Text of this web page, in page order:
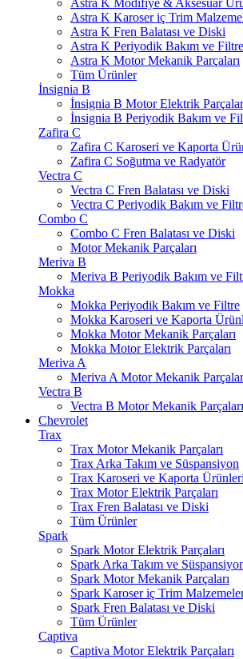
Astra K Modifiye & Aksesuar
Astra K Karoser iç Trim
Astra K Fren Balatası ve Diski
Astra K Periyodik Bakım ve Filtre
Astra K Motor Mekanik Parçaları
Tüm Ürünler
İnsignia B
İnsignia B Motor Elektrik
İnsignia B Periyodik Bakım ve
Zafira C
Zafira C Karoseri ve Kaporta
Zafira C Soğutma ve Radyatör
Vectra C
Vectra C Fren Balatası ve Diski
Vectra C Periyodik Bakım ve
Combo C
Combo C Fren Balatası ve Diski
Motor Mekanik Parçaları
Meriva B
Meriva B Periyodik Bakım ve
Mokka
Mokka Periyodik Bakım ve Filtre
Mokka Karoseri ve Kaporta
Mokka Motor Mekanik Parçaları
Mokka Motor Elektrik Parçaları
Meriva A
Meriva A Motor Mekanik
Vectra B
Vectra B Motor Mekanik Parçaları
Chevrolet
Trax
Trax Motor Mekanik Parçaları
Trax Arka Takım ve Süspansiyon
Trax Karoseri ve Kaporta Ürünleri
Trax Motor Elektrik Parçaları
Trax Fren Balatası ve Diski
Tüm Ürünler
Spark
Spark Motor Elektrik Parçaları
Spark Arka Takım ve
Spark Motor Mekanik Parçaları
Spark Karoser iç Trim
Spark Fren Balatası ve Diski
Tüm Ürünler
Captiva
Captiva Motor Elektrik Parçaları